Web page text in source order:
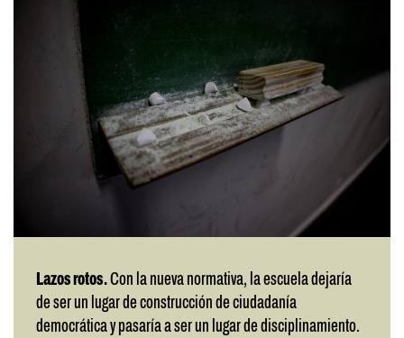
Lazos rotos.Con la nueva normativa, la escuela dejaría
de ser un lugar de construcción de ciudadanía
democrática y pasaría a ser un lugar de disciplinamiento.